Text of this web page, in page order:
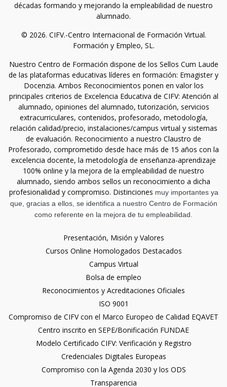
décadas formando y mejorando la empleabilidad de nuestro
alumnado.
© 2026. CIFV.-Centro Internacional de Formación Virtual.
Formación y Empleo, SL.
Nuestro Centro de Formación dispone de los Sellos Cum Laude
de las plataformas educativas líderes en formación: Emagister y
Docenzia. Ambos Reconocimientos ponen en valor los
principales criterios de Excelencia Educativa de CIFV: Atención al
alumnado, opiniones del alumnado, tutorización, servicios
extracurriculares, contenidos, profesorado, metodología,
relación calidad/precio, instalaciones/campus virtual y sistemas
de evaluación. Reconocimiento a nuestro Claustro de
Profesorado, comprometido desde hace más de 15 años con la
excelencia docente, la metodología de enseñanza-aprendizaje
100% online y la mejora de la empleabilidad de nuestro
alumnado, siendo ambos sellos un reconocimiento a dicha
profesionalidad y compromiso. Distinciones muy importantes ya
que, gracias a ellos, se identifica a nuestro Centro de Formación
como referente en la mejora de tu empleabilidad.
Presentación, Misión y Valores
Cursos Online Homologados Destacados
Campus Virtual
Bolsa de empleo
Reconocimientos y Acreditaciones Oficiales
ISO 9001
Compromiso de CIFV con el Marco Europeo de Calidad EQAVET
Centro inscrito en SEPE/Bonificación FUNDAE
Modelo Certificado CIFV: Verificación y Registro
Credenciales Digitales Europeas
Compromiso con la Agenda 2030 y los ODS
Transparencia